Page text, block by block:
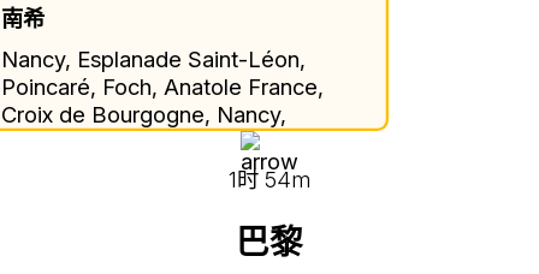
南希
Nancy, Esplanade Saint-Léon,
Poincaré, Foch, Anatole France,
Croix de Bourgogne, Nancy,
Meurthe-et-Moselle, Grand Est,
Metropolitan France, 54100, France
1时 54m
巴黎